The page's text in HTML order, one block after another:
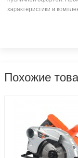
характеристики и
Похожие